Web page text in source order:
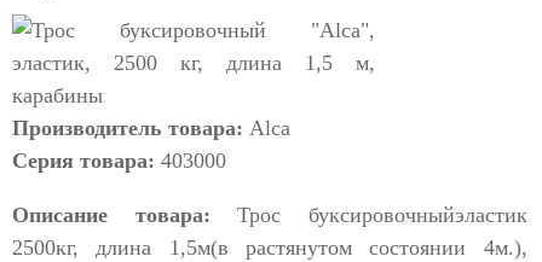
Производитель товара: Alca
Серия товара: 403000
Описание товара: Трос буксировочныйэластик
2500кг, длина 1,5м(в растянутом состоянии 4м.),